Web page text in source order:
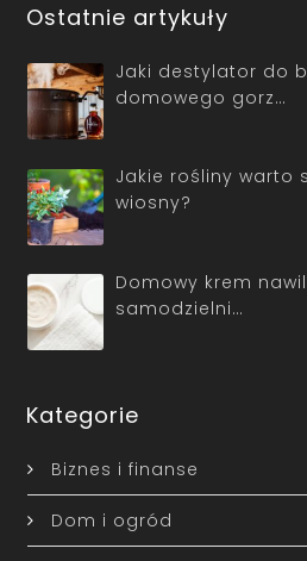
Ostatnie artykuły
Jaki destylator do
domowego gorz…
Jakie rośliny warto
wiosny?
Domowy krem
samodzielni…
Kategorie
Biznes i finanse
Dom i ogród